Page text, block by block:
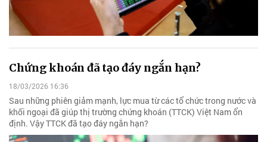
Chứng khoán đã tạo đáy ngắn hạn?
18/03/2026 16:36
Sau những phiên giảm mạnh, lực mua từ các tổ chức trong nước và
khối ngoại đã giúp thị trường chứng khoán (TTCK) Việt Nam ổn
định. Vậy TTCK đã tạo đáy ngắn hạn?